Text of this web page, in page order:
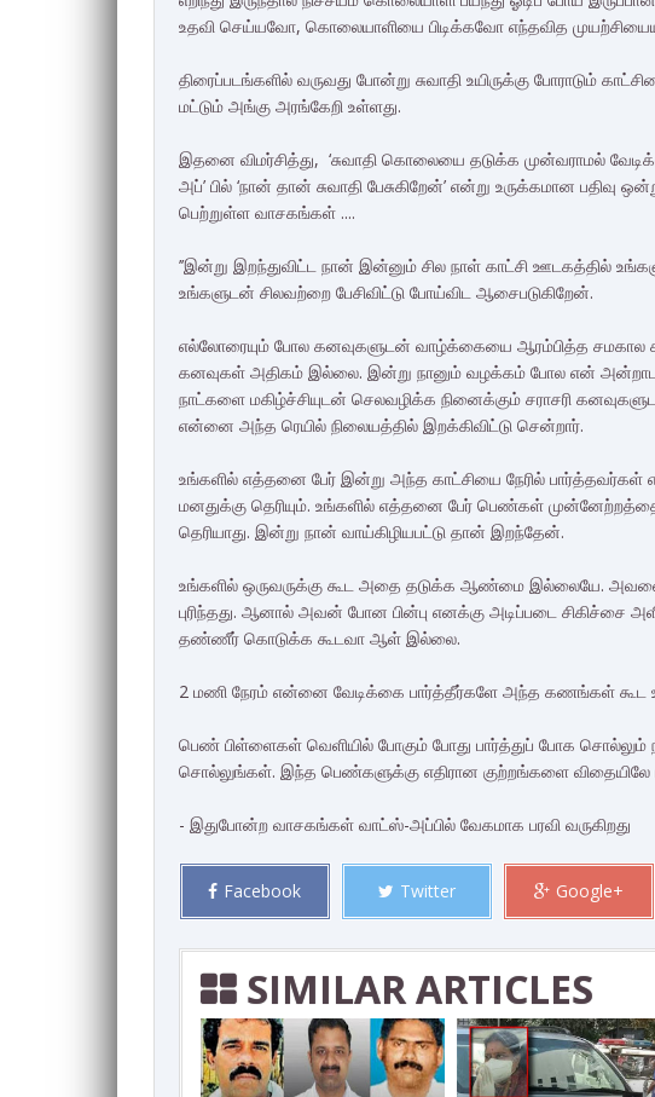
உதவி செய்யவோ, கொலையாளியை பிடிக்கவோ எந்தவித
திரைப்படங்களில் வருவது போன்று சுவாதி உயிருக்கு போராடும்
மட்டும் அங்கு அரங்கேறி உள்ளது.
இதனை விமர்சித்து, ‘சுவாதி கொலையை தடுக்க முன்வராமல்
அப்’ பில் ‘நான் தான் சுவாதி பேசுகிறேன்’ என்று உருக்கமான பதிவு
பெற்றுள்ள வாசகங்கள் ....
’’இன்று இறந்துவிட்ட நான் இன்னும் சில நாள் காட்சி ஊடகத்தில்
உங்களுடன் சிலவற்றை பேசிவிட்டு போய்விட ஆசைபடுகிறேன்.
எல்லோரையும் போல கனவுகளுடன் வாழ்க்கையை ஆரம்பித்த சமகால
கனவுகள் அதிகம் இல்லை. இன்று நானும் வழக்கம் போல என் அன்றாட
நாட்களை மகிழ்ச்சியுடன் செலவழிக்க நினைக்கும் சராசரி
என்னை அந்த ரெயில் நிலையத்தில் இறக்கிவிட்டு சென்றார்.
உங்களில் எத்தனை பேர் இன்று அந்த காட்சியை நேரில்
மனதுக்கு தெரியும். உங்களில் எத்தனை பேர் பெண்கள்
தெரியாது. இன்று நான் வாய்கிழியபட்டு தான் இறந்தேன்.
உங்களில் ஒருவருக்கு கூட அதை தடுக்க ஆண்மை இல்லையே.
புரிந்தது. ஆனால் அவன் போன பின்பு எனக்கு அடிப்படை
தண்ணீர் கொடுக்க கூடவா ஆள் இல்லை.
2 மணி நேரம் என்னை வேடிக்கை பார்த்தீர்களே அந்த கணங்கள் கூட
பெண் பிள்ளைகள் வெளியில் போகும் போது பார்த்துப் போக
சொல்லுங்கள். இந்த பெண்களுக்கு எதிரான குற்றங்களை
- இதுபோன்ற வாசகங்கள் வாட்ஸ்-அப்பில் வேகமாக பரவி வருகிறது
Facebook Twitter Google+
SIMILAR ARTICLES